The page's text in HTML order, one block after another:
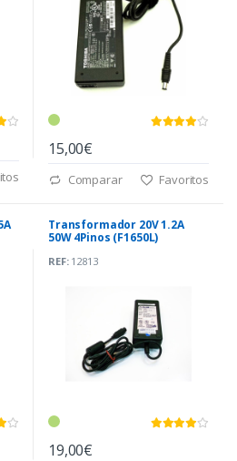
15,00€
Comparar Favoritos
Transformador 20V 1.2A
50W 4Pinos (F1650L)
REF:12813
19,00€